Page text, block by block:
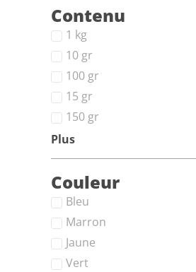
Contenu
1 kg
10 gr
100 gr
15 gr
150 gr
Plus
Couleur
Bleu
Marron
Jaune
Vert